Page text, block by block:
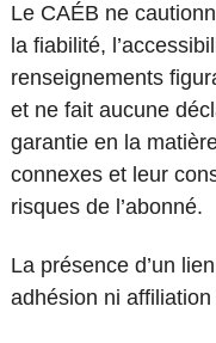
Le CAÉB ne
la fiabilité,
renseignements
et ne fait aucune
garantie en la
connexes et leur
risques de l’abonné.
La présence d’un
adhésion ni